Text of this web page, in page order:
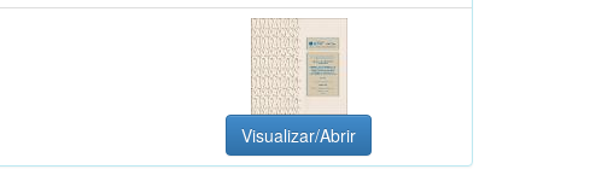
Visualizar/Abrir